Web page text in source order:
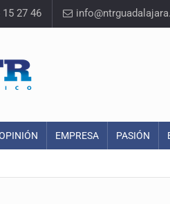
27 46
EMPRESA PASIÓN